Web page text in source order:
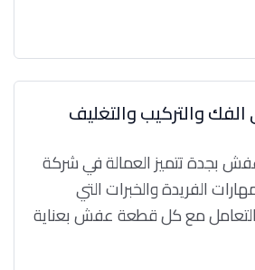
والتركيب والتغليف
بجدة تتميز العمالة في شركة
الفريدة والخبرات التي
مع كل قطعة عفش بعناية